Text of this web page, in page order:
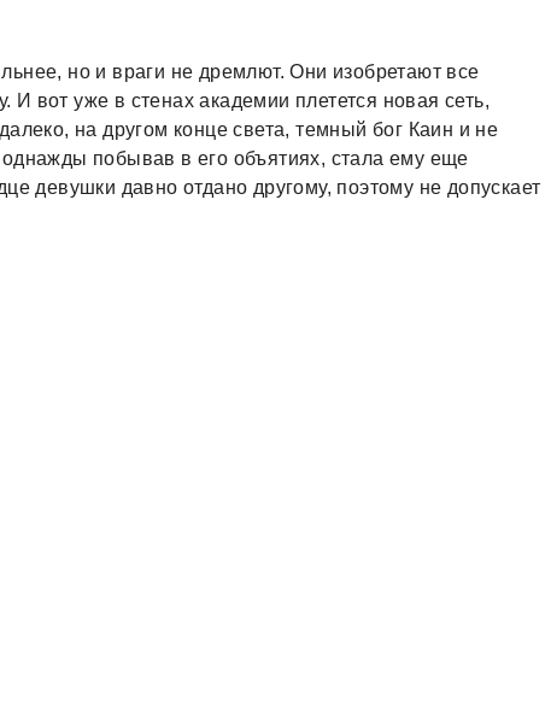
но и враги не дремлют. Они изобретают все
вот уже в стенах академии плетется новая сеть,
на другом конце света, темный бог Каин и не
побывав в его объятиях, стала ему еще
девушки давно отдано другому, поэтому не допускает